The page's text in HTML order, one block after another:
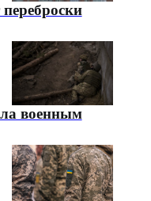
военным